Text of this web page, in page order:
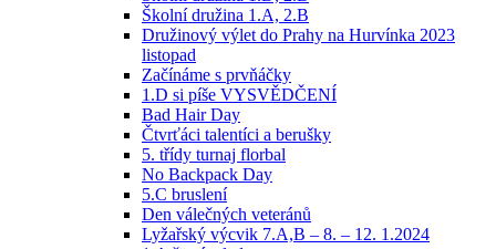
Školní družina 1.A, 2.B
Družinový výlet do Prahy na Hurvínka 2023
listopad
Začínáme s prvňáčky
1.D si píše VYSVĚDČENÍ
Bad Hair Day
Čtvrťáci talentíci a berušky
5. třídy turnaj florbal
No Backpack Day
5.C bruslení
Den válečných veteránů
Lyžařský výcvik 7.A,B – 8. – 12. 1.2024